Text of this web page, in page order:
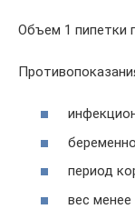
Объем 1 пипетки
период
вес менее